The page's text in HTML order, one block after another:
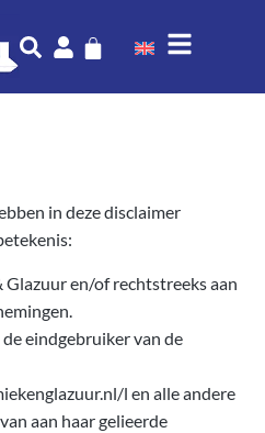
in deze disclaimer
Glazuur en/of rechtstreeks aan
eindgebruiker van de
l en alle andere
aan haar gelieerde